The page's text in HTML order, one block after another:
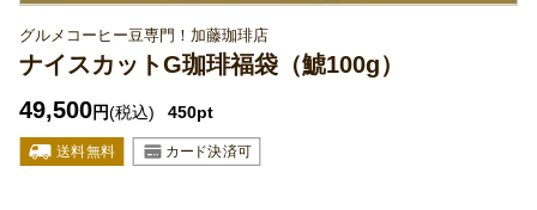
グルメコーヒー豆専門！加藤珈琲店
ナイスカットG珈琲福袋（鯱100g）
49,500円(税込) 450pt